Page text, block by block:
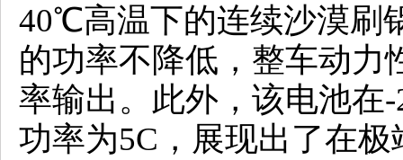
40℃高温下的连续沙漠刷
的功率不降低，整车动力
率输出。此外，该电池
功率为5C，展现出了在